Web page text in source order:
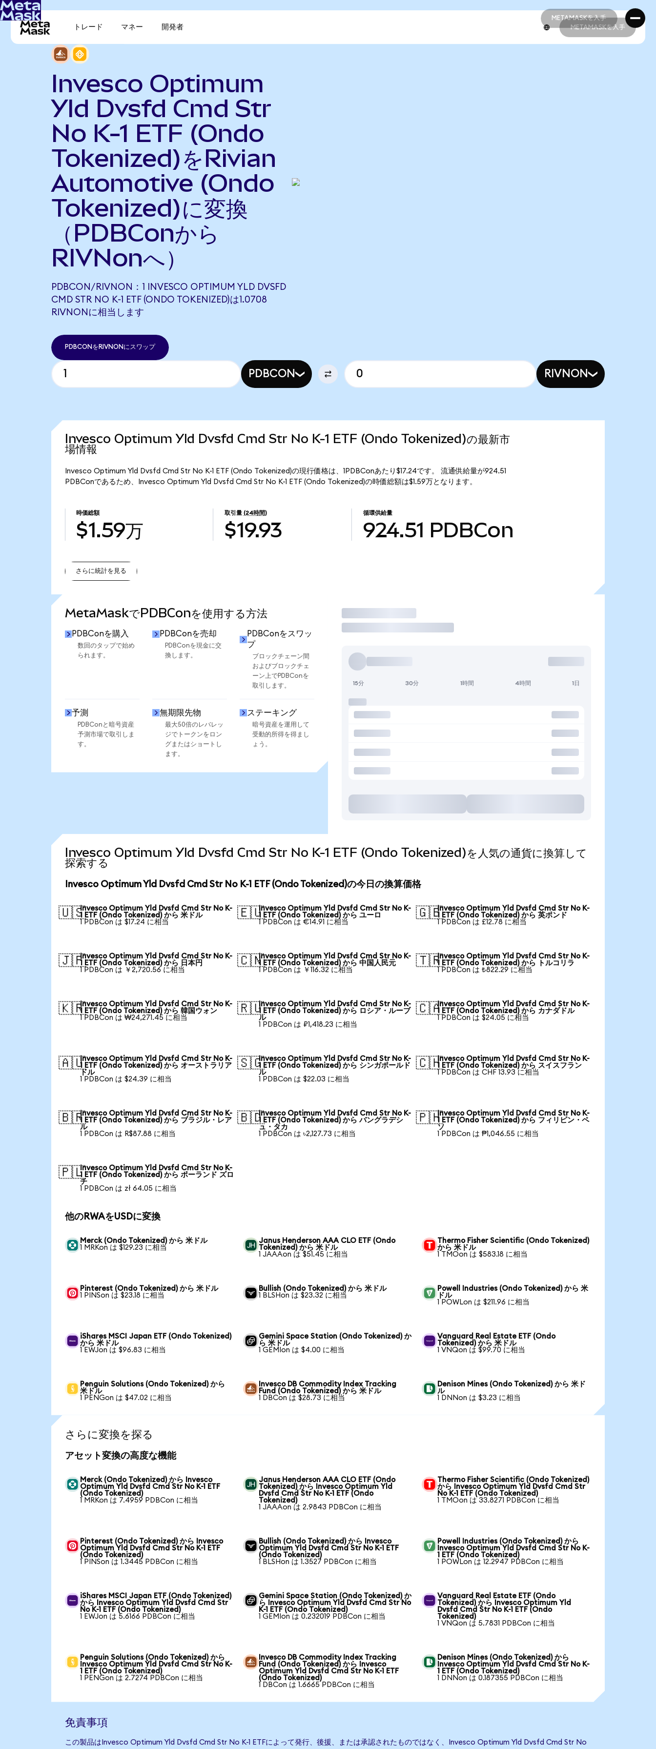
METAMASKを入手
METAMASKを入手
トレード マネー 開発者 METAMASKを入手
Invesco Optimum
Yld Dvsfd Cmd Str
No K-1 ETF (Ondo
Tokenized)をRivian
Automotive (Ondo
Tokenized)に変換
（PDBConから
RIVNonへ）
PDBCON/RIVNON：1 INVESCO OPTIMUM YLD DVSFD
CMD STR NO K-1 ETF (ONDO TOKENIZED)は1.0708
RIVNONに相当します
PDBCONをRIVNONにスワップ
PDBCON RIVNON
Invesco Optimum Yld Dvsfd Cmd Str No K-1 ETF (Ondo Tokenized)の最新市
場情報
Invesco Optimum Yld Dvsfd Cmd Str No K-1 ETF (Ondo Tokenized)の現行価格は、1PDBConあたり$17.24です。 流通供給量が924.51
PDBConであるため、Invesco Optimum Yld Dvsfd Cmd Str No K-1 ETF (Ondo Tokenized)の時価総額は$1.59万となります。
時価総額
$1.59万
取引量 (24時間)
$19.93
循環供給量
924.51 PDBCon
さらに統計を見る
MetaMaskでPDBConを使用する方法
PDBConを購入
数回のタップで始め
られます。
PDBConを売却
PDBConを現金に交
換します。
PDBConをスワッ
プ
ブロックチェーン間
およびブロックチェ
ーン上でPDBConを
取引します。
予測
PDBConと暗号資産
予測市場で取引しま
す。
無期限先物
最大50倍のレバレッ
ジでトークンをロン
グまたはショートし
ます。
ステーキング
暗号資産を運用して
受動的所得を得まし
ょう。
取引
15分 30分 1時間 4時間 1日
Invesco Optimum Yld Dvsfd Cmd Str No K-1 ETF (Ondo Tokenized)を人気の通貨に換算して
探索する
Invesco Optimum Yld Dvsfd Cmd Str No K-1 ETF (Ondo Tokenized)の今日の換算価格
🇺🇸Invesco Optimum Yld Dvsfd Cmd Str No K-
1 ETF (Ondo Tokenized) から 米ドル
1 PDBCon は $17.24 に相当
🇪🇺Invesco Optimum Yld Dvsfd Cmd Str No K-
1 ETF (Ondo Tokenized) から ユーロ
1 PDBCon は €14.91 に相当
🇬🇧Invesco Optimum Yld Dvsfd Cmd Str No K-
1 ETF (Ondo Tokenized) から 英ポンド
1 PDBCon は £12.78 に相当
🇯🇵Invesco Optimum Yld Dvsfd Cmd Str No K-
1 ETF (Ondo Tokenized) から 日本円
1 PDBCon は ￥2,720.56 に相当
🇨🇳Invesco Optimum Yld Dvsfd Cmd Str No K-
1 ETF (Ondo Tokenized) から 中国人民元
1 PDBCon は ￥116.32 に相当
🇹🇷Invesco Optimum Yld Dvsfd Cmd Str No K-
1 ETF (Ondo Tokenized) から トルコリラ
1 PDBCon は ₺822.29 に相当
🇰🇷Invesco Optimum Yld Dvsfd Cmd Str No K-
1 ETF (Ondo Tokenized) から 韓国ウォン
1 PDBCon は ₩24,271.45 に相当
🇷🇺Invesco Optimum Yld Dvsfd Cmd Str No K-
1 ETF (Ondo Tokenized) から ロシア・ルーブ
ル
1 PDBCon は ₽1,418.23 に相当
🇨🇦Invesco Optimum Yld Dvsfd Cmd Str No K-
1 ETF (Ondo Tokenized) から カナダドル
1 PDBCon は $24.05 に相当
🇦🇺Invesco Optimum Yld Dvsfd Cmd Str No K-
1 ETF (Ondo Tokenized) から オーストラリア
ドル
1 PDBCon は $24.39 に相当
🇸🇬Invesco Optimum Yld Dvsfd Cmd Str No K-
1 ETF (Ondo Tokenized) から シンガポールド
ル
1 PDBCon は $22.03 に相当
🇨🇭Invesco Optimum Yld Dvsfd Cmd Str No K-
1 ETF (Ondo Tokenized) から スイスフラン
1 PDBCon は CHF 13.93 に相当
🇧🇷Invesco Optimum Yld Dvsfd Cmd Str No K-
1 ETF (Ondo Tokenized) から ブラジル・レア
ル
1 PDBCon は R$87.88 に相当
🇧🇩Invesco Optimum Yld Dvsfd Cmd Str No K-
1 ETF (Ondo Tokenized) から バングラデシ
ュ・タカ
1 PDBCon は ৳2,127.73 に相当
🇵🇭Invesco Optimum Yld Dvsfd Cmd Str No K-
1 ETF (Ondo Tokenized) から フィリピン・ペ
ソ
1 PDBCon は ₱1,046.55 に相当
🇵🇱Invesco Optimum Yld Dvsfd Cmd Str No K-
1 ETF (Ondo Tokenized) から ポーランド ズロ
チ
1 PDBCon は zł 64.05 に相当
他のRWAをUSDに変換
Merck (Ondo Tokenized) から 米ドル
1 MRKon は $129.23 に相当
Janus Henderson AAA CLO ETF (Ondo
Tokenized) から 米ドル
1 JAAAon は $51.45 に相当
Thermo Fisher Scientific (Ondo Tokenized)
から 米ドル
1 TMOon は $583.18 に相当
Pinterest (Ondo Tokenized) から 米ドル
1 PINSon は $23.18 に相当
Bullish (Ondo Tokenized) から 米ドル
1 BLSHon は $23.32 に相当
Powell Industries (Ondo Tokenized) から 米
ドル
1 POWLon は $211.96 に相当
iShares MSCI Japan ETF (Ondo Tokenized)
から 米ドル
1 EWJon は $96.83 に相当
Gemini Space Station (Ondo Tokenized) か
ら 米ドル
1 GEMIon は $4.00 に相当
Vanguard Real Estate ETF (Ondo
Tokenized) から 米ドル
1 VNQon は $99.70 に相当
Penguin Solutions (Ondo Tokenized) から
米ドル
1 PENGon は $47.02 に相当
Invesco DB Commodity Index Tracking
Fund (Ondo Tokenized) から 米ドル
1 DBCon は $28.73 に相当
Denison Mines (Ondo Tokenized) から 米ド
ル
1 DNNon は $3.23 に相当
さらに変換を探る
アセット変換の高度な機能
Merck (Ondo Tokenized) から Invesco
Optimum Yld Dvsfd Cmd Str No K-1 ETF
(Ondo Tokenized)
1 MRKon は 7.4959 PDBCon に相当
Janus Henderson AAA CLO ETF (Ondo
Tokenized) から Invesco Optimum Yld
Dvsfd Cmd Str No K-1 ETF (Ondo
Tokenized)
1 JAAAon は 2.9843 PDBCon に相当
Thermo Fisher Scientific (Ondo Tokenized)
から Invesco Optimum Yld Dvsfd Cmd Str
No K-1 ETF (Ondo Tokenized)
1 TMOon は 33.8271 PDBCon に相当
Pinterest (Ondo Tokenized) から Invesco
Optimum Yld Dvsfd Cmd Str No K-1 ETF
(Ondo Tokenized)
1 PINSon は 1.3445 PDBCon に相当
Bullish (Ondo Tokenized) から Invesco
Optimum Yld Dvsfd Cmd Str No K-1 ETF
(Ondo Tokenized)
1 BLSHon は 1.3527 PDBCon に相当
Powell Industries (Ondo Tokenized) から
Invesco Optimum Yld Dvsfd Cmd Str No K-
1 ETF (Ondo Tokenized)
1 POWLon は 12.2947 PDBCon に相当
iShares MSCI Japan ETF (Ondo Tokenized)
から Invesco Optimum Yld Dvsfd Cmd Str
No K-1 ETF (Ondo Tokenized)
1 EWJon は 5.6166 PDBCon に相当
Gemini Space Station (Ondo Tokenized) か
ら Invesco Optimum Yld Dvsfd Cmd Str No
K-1 ETF (Ondo Tokenized)
1 GEMIon は 0.232019 PDBCon に相当
Vanguard Real Estate ETF (Ondo
Tokenized) から Invesco Optimum Yld
Dvsfd Cmd Str No K-1 ETF (Ondo
Tokenized)
1 VNQon は 5.7831 PDBCon に相当
Penguin Solutions (Ondo Tokenized) から
Invesco Optimum Yld Dvsfd Cmd Str No K-
1 ETF (Ondo Tokenized)
1 PENGon は 2.7274 PDBCon に相当
Invesco DB Commodity Index Tracking
Fund (Ondo Tokenized) から Invesco
Optimum Yld Dvsfd Cmd Str No K-1 ETF
(Ondo Tokenized)
1 DBCon は 1.6665 PDBCon に相当
Denison Mines (Ondo Tokenized) から
Invesco Optimum Yld Dvsfd Cmd Str No K-
1 ETF (Ondo Tokenized)
1 DNNon は 0.187355 PDBCon に相当
免責事項
この製品はInvesco Optimum Yld Dvsfd Cmd Str No K-1 ETFによって発行、後援、または承認されたものではなく、Invesco Optimum Yld Dvsfd Cmd Str No